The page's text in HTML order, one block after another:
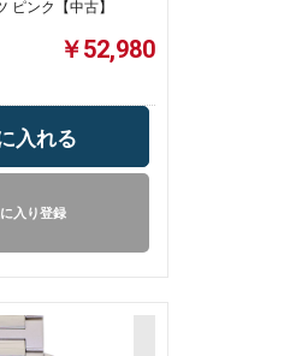
ピンク【中古】
￥52,980
入れる
入り登録